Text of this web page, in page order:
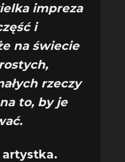
impreza
i
na świecie
rzeczy
to, by je
artystka.